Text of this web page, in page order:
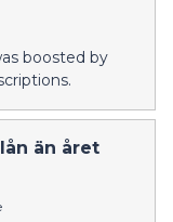
boosted by
än året